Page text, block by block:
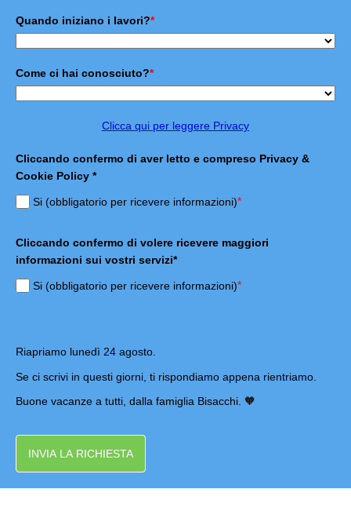
Quando iniziano i lavori?*
Come ci hai conosciuto?*
Clicca qui per leggere Privacy
Cliccando confermo di aver letto e compreso Privacy &
Cookie Policy *
Si (obbligatorio per ricevere informazioni)*
Cliccando confermo di volere ricevere maggiori
informazioni sui vostri servizi*
Si (obbligatorio per ricevere informazioni)*
Riapriamo lunedì 24 agosto.
Se ci scrivi in questi giorni, ti rispondiamo appena rientriamo.
Buone vacanze a tutti, dalla famiglia Bisacchi. 🧡
INVIA LA RICHIESTA